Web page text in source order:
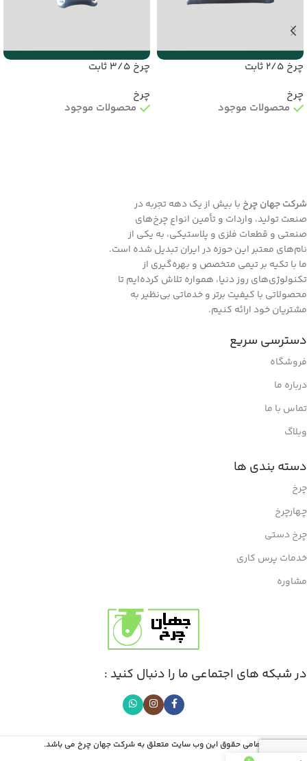
چرخ 2/5 ثابت
چرخ
محصولات موجود
چرخ 3/5 ثابت
چرخ
محصولات موجود
شرکت جهان چرخ با بیش از یک دهه تجربه در
صنعت تولید، واردات و تأمین انواع چرخ‌های
صنعتی و قطعات فلزی و پلاستیکی، به یکی از
نام‌های معتبر این حوزه در ایران تبدیل شده است.
ما با تکیه بر تیمی متخصص و بهره‌گیری از
تکنولوژی‌های روز دنیا، همواره تلاش کرده‌ایم تا
محصولاتی با کیفیت برتر و خدماتی بی‌نظیر به
مشتریان خود ارائه کنیم.
دسترسی سریع
فروشگاه
درباره ما
تماس با ما
وبلاگ
دسته بندی ها
چرخ
چهارچرخ
چرخ دستی
خدمات پرس کاری
مشاوره
در شبکه های اجتماعی ما را دنبال کنید :
تمامی حقوق این وب سایت متعلق به شرکت جهان چرخ می باشد.